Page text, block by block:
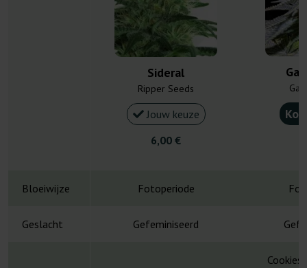
Sideral
Ripper Seeds
Jouw keuze
6,00 €
Bloeiwijze Fotoperiode
Geslacht Gefeminiseerd
Cookies